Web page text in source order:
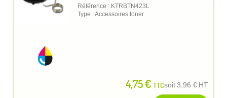
Référence : KTRBTN423L
Type : Accessoires toner
4,75 € TTCsoit3,96 € HT